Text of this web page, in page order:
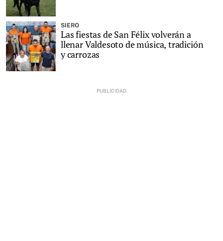
SIERO
Las fiestas de San Félix volverán a
llenar Valdesoto de música, tradición
y carrozas